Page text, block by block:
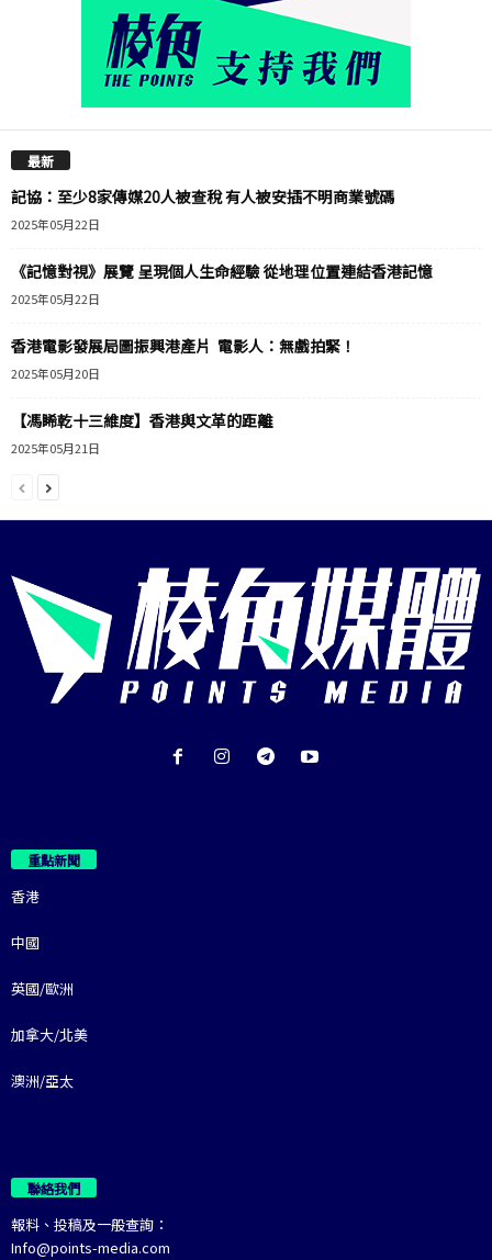
最新
記協：至少8家傳媒20人被查稅 有人被安插不明商業號碼
2025年05月22日
《記憶對視》展覽 呈現個人生命經驗 從地理位置連結香港記憶
2025年05月22日
香港電影發展局圖振興港產片 電影人：無戲拍緊！
2025年05月20日
【馮睎乾十三維度】香港與文革的距離
2025年05月21日
重點新聞
香港
中國
英國/歐洲
加拿大/北美
澳洲/亞太
聯絡我們
報料、投稿及一般查詢：
Info@points-media.com